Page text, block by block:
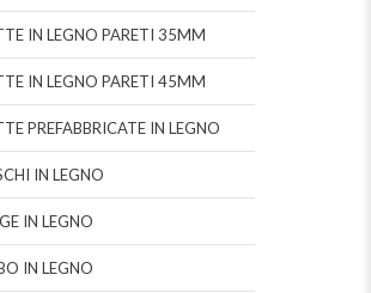
IN LEGNO PARETI 35MM
IN LEGNO PARETI 45MM
PREFABBRICATE IN LEGNO
IN LEGNO
IN LEGNO
IN LEGNO